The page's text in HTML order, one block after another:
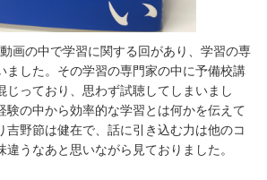
画の中で学習に関する回があり、学習の専
ました。その学習の専門家の中に予備校講
じっており、思わず試聴してしまいまし
験の中から効率的な学習とは何かを伝えて
吉野節は健在で、話に引き込む力は他のコ
違うなあと思いながら見ておりました。